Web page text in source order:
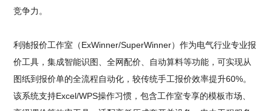
竞争力。
利驰报价工作室（ExWinner/SuperWinner）作为电气行业专业报
价工具，集成智能识图、全网配价、自动算料等功能，可实现从
图纸到报价单的全流程自动化，较传统手工报价效率提升60%。
该系统支持Excel/WPS操作习惯，包含工作室专享的模板市场、